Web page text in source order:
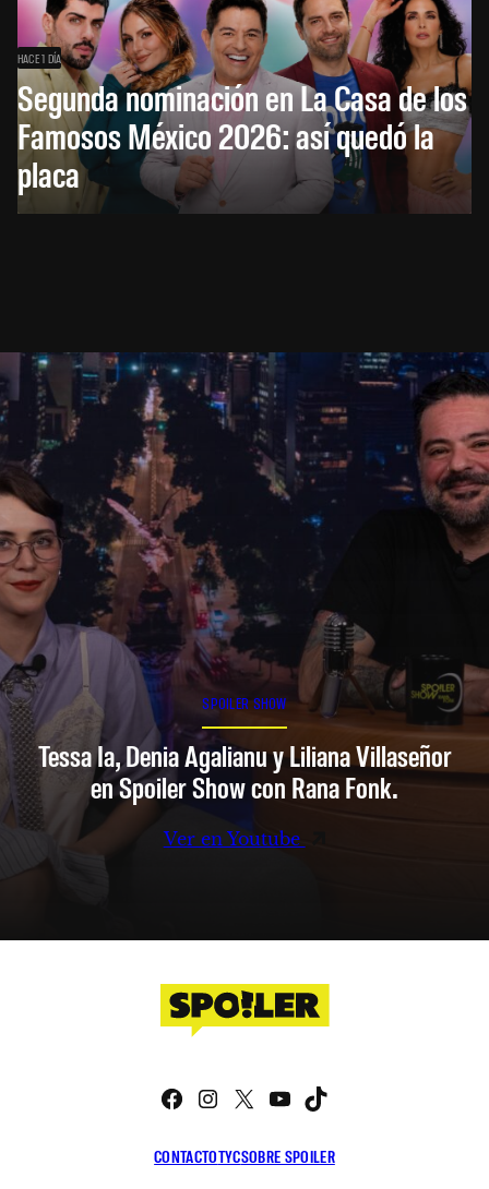
HACE 1 DÍA
Segunda nominación en La Casa de los
Famosos México 2026: así quedó la
placa
SPOILER SHOW
Tessa Ia, Denia Agalianu y Liliana Villaseñor
en Spoiler Show con Rana Fonk.
Ver en Youtube
CONTACTOTYCSOBRE SPOILER
Facebook
Instagram
X YouTube